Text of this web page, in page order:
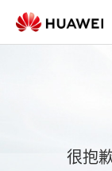
很抱